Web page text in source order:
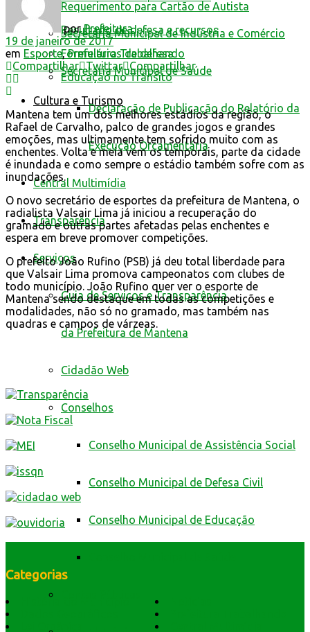
Requerimento para Cartão de Autista
Resultado de defesa e recursos
Formulários de defesa
Educação no Trânsito
Cultura e Turismo
Secretaria Municipal de Indústria e Comércio
Secretaria Municipal de Saúde
Declaração de Publicação do Relatório da
Execução Orçamentária
Central Multimídia
Transparência
Serviços
Guia de Serviços e Transparência
da Prefeitura de Mantena
Cidadão Web
Conselhos
Conselho Municipal de Assistência Social
Conselho Municipal de Defesa Civil
Conselho Municipal de Educação
por Prefeitura
19 de janeiro de 2017
em Esporte,Prefeitura Trabalhando
Compartilhar Twittar Compartilhar
Mantena tem um dos melhores estádios da região, o
Rafael de Carvalho, palco de grandes jogos e grandes
emoções, mas ultimamente tem sofrido muito com as
enchentes. Volta e meia vem os temporais, parte da cidade
é inundada e como sempre o estádio também sofre com as
inundações.
O novo secretário de esportes da prefeitura de Mantena, o
radialista Valsair Lima já iniciou a recuperação do
gramado e outras partes afetadas pelas enchentes e
espera em breve promover competições.
O prefeito João Rufino (PSB) já deu total liberdade para
que Valsair Lima promova campeonatos com clubes de
todo município. João Rufino quer ver o esporte de
Mantena sendo destaque em todas as competições e
modalidades, não só no gramado, mas também nas
quadras e campos de várzeas.
Categorias